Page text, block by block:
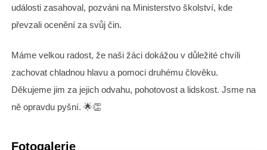
události zasahoval, pozváni na Ministerstvo školství, kde
převzali ocenění za svůj čin.
Máme velkou radost, že naši žáci dokážou v důležité chvíli
zachovat chladnou hlavu a pomoci druhému člověku.
Děkujeme jim za jejich odvahu, pohotovost a lidskost. Jsme na
ně opravdu pyšní. 🌟👏
Fotogalerie